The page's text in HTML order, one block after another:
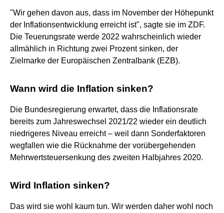
"Wir gehen davon aus, dass im November der Höhepunkt
der Inflationsentwicklung erreicht ist", sagte sie im ZDF.
Die Teuerungsrate werde 2022 wahrscheinlich wieder
allmählich in Richtung zwei Prozent sinken, der
Zielmarke der Europäischen Zentralbank (EZB).
Wann wird die Inflation sinken?
Die Bundesregierung erwartet, dass die Inflationsrate
bereits zum Jahreswechsel 2021/22 wieder ein deutlich
niedrigeres Niveau erreicht – weil dann Sonderfaktoren
wegfallen wie die Rücknahme der vorübergehenden
Mehrwertsteuersenkung des zweiten Halbjahres 2020.
Wird Inflation sinken?
Das wird sie wohl kaum tun. Wir werden daher wohl noch